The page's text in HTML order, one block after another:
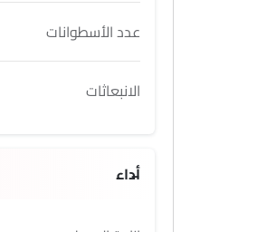
عدد الأسطوانات
الانبعاثات
أداء